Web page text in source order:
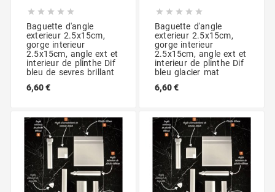
    
Baguette d'angle
exterieur 2.5x15cm,
gorge interieur
2.5x15cm, angle ext et
interieur de plinthe Dif
bleu de sevres brillant
6,60 €
    
Baguette d'angle
exterieur 2.5x15cm,
gorge interieur
2.5x15cm, angle ext et
interieur de plinthe Dif
bleu glacier mat
6,60 €